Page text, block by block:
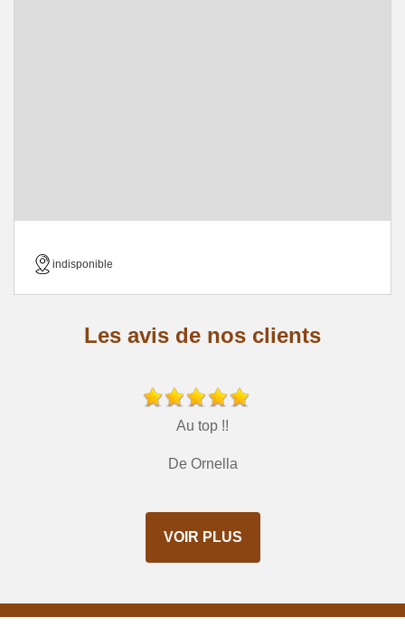
indisponible
Les avis de nos clients
Au top !!
De Ornella
VOIR PLUS